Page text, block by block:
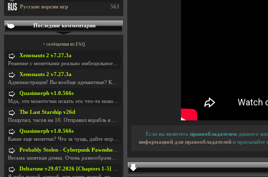
Если вы являетесь правообладателем данного
информацией для правообладателей и присылайте
563
Русские версии игр
Последние комментарии
+ сообщения из FAQ
Xenonauts 2 v7.27.3a
Решение с монетками реально имбецильное. Как сдела
Xenonauts 2 v7.27.3a
Администрация! Вы вообще адекватные? Какие монетки
Quasimorph v1.0.566s
Мда, эти монеточки искать это что-то новое в сфере
The Last Starship v26d
Пощупал, часов на 10. Отправил корабль в другую Га
Quasimorph v1.0.566s
Какие еще монетки? Что за чущь, дайте нормально ск
Probably Stolen - Cyberpunk Pawnshop Simulator v048c [Playtest]
Весьма занятная демка. Очень разнообразные механик
Deltarune v29.07.2026 [Chapters 1-5] / + RUS [Chapters 1-5]